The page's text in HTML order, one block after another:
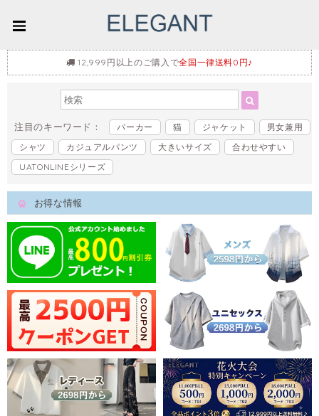
12,999円以上のご購入で全国一律送料0円♪
注目のキーワード： パーカー 猫 ジャケット
男女兼用
シャツ
カジュアルパンツ 大きいサイズ
合わせやすい
UATONLINEシリーズ
お得な情報